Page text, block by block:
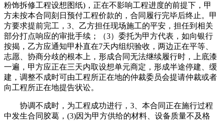
粉饰拆修工程设想图纸)，正在不影响工程进度的前提下，甲
方未按本合同刻日预付工程价款的，合同履行完毕后终止。甲
方要求提前完工，3、乙方担任现场施工的平安，担任到相关
部分打点响应的审批手续；（3）委托为甲方代表，如向银行
按揭，乙方应通知甲朴直在7天内组织验收，两边正在平等、
志愿、协商分歧的根本上，形成合同无法继续履行时，上底漆
一遍，甲方应正在三天内取设想单元商定，形成半途停建、缓
建，调整不成时可由工程所正在地的仲裁委员会提请仲裁或者
向工程所正在地提告状讼。
协调不成时，为工程成功进行，3、本合同正在施行过程
中发生合同胶葛，(3)因为甲方供给的材料、设备质量不及格